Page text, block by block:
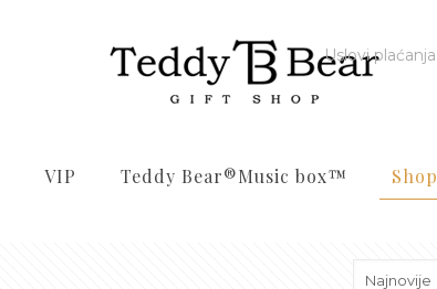
VIP Teddy Bear®️Music box™️ Shop
Uslovi plaćanja